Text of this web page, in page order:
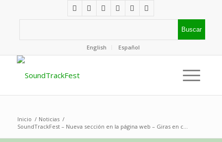
English Español
Inicio / Noticias /
SoundTrackFest – Nueva sección en la página web – Giras en c...